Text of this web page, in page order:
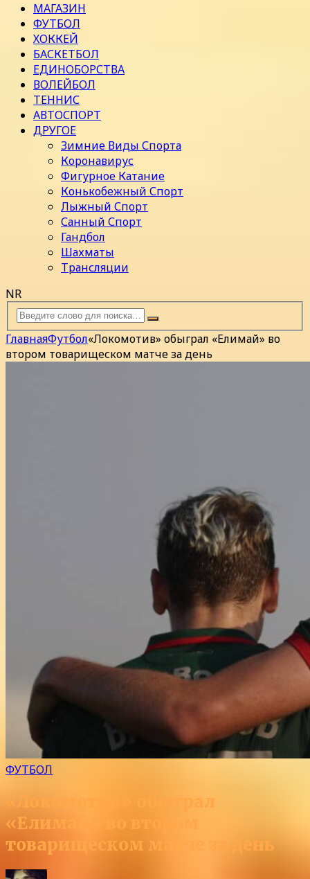
МАГАЗИН
ФУТБОЛ
ХОККЕЙ
БАСКЕТБОЛ
ЕДИНОБОРСТВА
ВОЛЕЙБОЛ
ТЕННИС
АВТОСПОРТ
ДРУГОЕ
Зимние Виды Спорта
Коронавирус
Фигурное Катание
Конькобежный Спорт
Лыжный Спорт
Санный Спорт
Гандбол
Шахматы
Трансляции
NR
ГлавнаяФутбол«Локомотив» обыграл «Елимай» во
втором товарищеском матче за день
ФУТБОЛ
«Локомотив» обыграл
«Елимай» во втором
товарищеском матче за день